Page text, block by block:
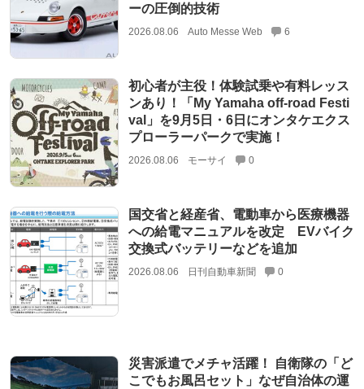
ーの圧倒的技術
2026.08.06 Auto Messe Web 6
初心者が主役！体験試乗や有料レッス
ンあり！「My Yamaha off-road Festi
val」を9月5日・6日にオンタケエクス
プローラーパークで実施！
2026.08.06 モーサイ 0
国交省と経産省、電動車から医療機器
への給電マニュアルを改定 EVバイク
交換式バッテリーなどを追加
2026.08.06 日刊自動車新聞 0
災害派遣でメチャ活躍！ 自衛隊の「ど
こでもお風呂セット」なぜ自治体の運